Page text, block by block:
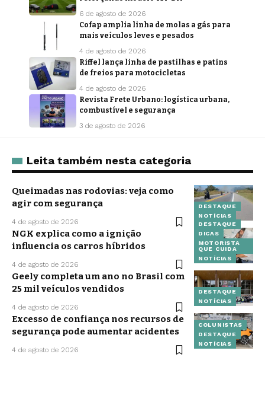
6 de agosto de 2026
Cofap amplia linha de molas a gás para
mais veículos leves e pesados
4 de agosto de 2026
Riffel lança linha de pastilhas e patins
de freios para motocicletas
4 de agosto de 2026
Revista Frete Urbano: logística urbana,
combustível e segurança
3 de agosto de 2026
Leita também nesta categoria
DESTAQUE
NOTÍCIAS
Queimadas nas rodovias: veja como
agir com segurança
4 de agosto de 2026
DESTAQUE
DICAS
MOTORISTA
QUE CUIDA
NOTÍCIAS
NGK explica como a ignição
influencia os carros híbridos
4 de agosto de 2026
DESTAQUE
NOTÍCIAS
Geely completa um ano no Brasil com
25 mil veículos vendidos
4 de agosto de 2026
COLUNISTAS
DESTAQUE
NOTÍCIAS
Excesso de confiança nos recursos de
segurança pode aumentar acidentes
4 de agosto de 2026